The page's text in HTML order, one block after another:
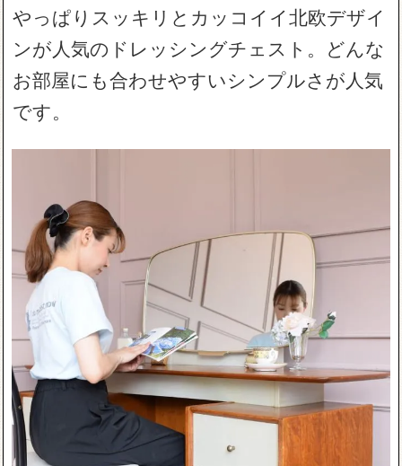
やっぱりスッキリとカッコイイ北欧デザイ
ンが人気のドレッシングチェスト。どんな
お部屋にも合わせやすいシンプルさが人気
です。